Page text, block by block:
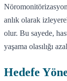
anlık olarak
olur. Bu sayede,
yaşama olasılığı
Hedefe